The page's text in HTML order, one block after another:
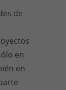
de
en
en